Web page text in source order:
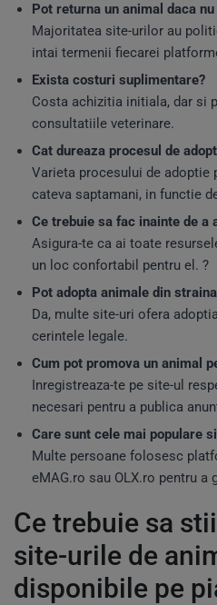
Pot returna un animal daca
Majoritatea site-urilor au
intai termenii fiecarei
Exista costuri suplimentare?
Costa achizitia initiala, dar si
consultatiile veterinare.
Cat dureaza procesul de
Varieta procesului de adoptie
cateva saptamani, in functie
Ce trebuie sa fac inainte de a
Asigura-te ca ai toate
un loc confortabil pentru el. ?
Pot adopta animale din
Da, multe site-uri ofera
cerintele legale.
Cum pot promova un animal
Inregistreaza-te pe site-ul
necesari pentru a publica
Care sunt cele mai populare
Multe persoane folosesc
eMAG.ro sau OLX.ro pentru a
Ce trebuie sa
site-urile de
disponibile pe